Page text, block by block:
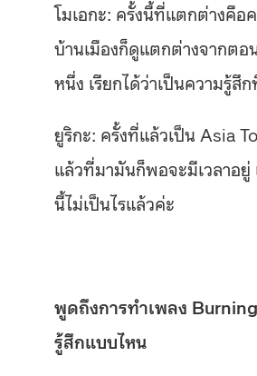
โมเอกะ: ครั้งนี้ที่แตกต่างคือ
บ้านเมืองก็ดูแตกต่างจากต
หนึ่ง เรียกได้ว่าเป็นความรู้สึ
ยูริกะ: ครั้งที่แล้วเป็น Asia
แล้วที่มามันก็พอจะมีเวลาอ
นี้ไม่เป็นไรแล้วค่ะ
พูดถึงการทำเพลง
รู้สึกแบบไหน